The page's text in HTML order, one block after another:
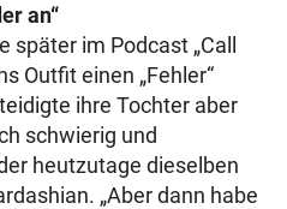
an“
später im Podcast „Call
Outfit einen „Fehler“
ihre Tochter aber
schwierig und
heutzutage dieselben
„Aber dann habe